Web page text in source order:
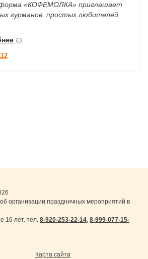
«КОФЕМОЛКА» приглашает
гурманов, простых любителей
организации праздничных мероприятий в
16 лет. тел. 8-920-253-22-14, 8-999-077-15-
Карта сайта